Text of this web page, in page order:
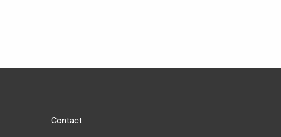
Contact